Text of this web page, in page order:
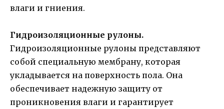
влаги и гниения.
Гидроизоляционные рулоны.
Гидроизоляционные рулоны представляют
собой специальную мембрану, которая
укладывается на поверхность пола. Она
обеспечивает надежную защиту от
проникновения влаги и гарантирует